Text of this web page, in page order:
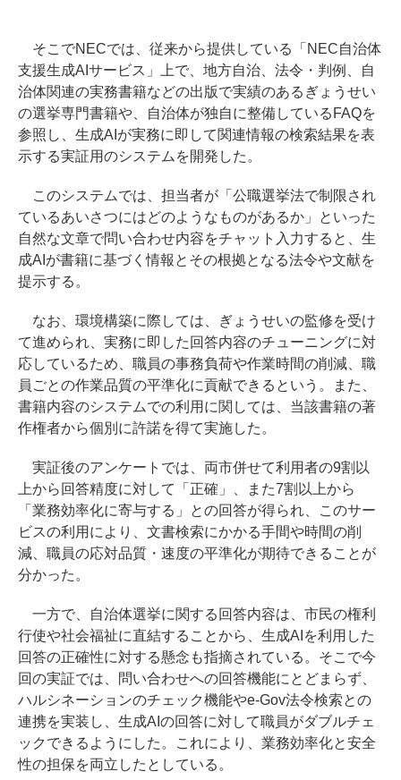
そこでNECでは、従来から提供している「NEC自治体
支援生成AIサービス」上で、地方自治、法令・判例、自
治体関連の実務書籍などの出版で実績のあるぎょうせい
の選挙専門書籍や、自治体が独自に整備しているFAQを
参照し、生成AIが実務に即して関連情報の検索結果を表
示する実証用のシステムを開発した。
このシステムでは、担当者が「公職選挙法で制限され
ているあいさつにはどのようなものがあるか」といった
自然な文章で問い合わせ内容をチャット入力すると、生
成AIが書籍に基づく情報とその根拠となる法令や文献を
提示する。
なお、環境構築に際しては、ぎょうせいの監修を受け
て進められ、実務に即した回答内容のチューニングに対
応しているため、職員の事務負荷や作業時間の削減、職
員ごとの作業品質の平準化に貢献できるという。また、
書籍内容のシステムでの利用に関しては、当該書籍の著
作権者から個別に許諾を得て実施した。
実証後のアンケートでは、両市併せて利用者の9割以
上から回答精度に対して「正確」、また7割以上から
「業務効率化に寄与する」との回答が得られ、このサー
ビスの利用により、文書検索にかかる手間や時間の削
減、職員の応対品質・速度の平準化が期待できることが
分かった。
一方で、自治体選挙に関する回答内容は、市民の権利
行使や社会福祉に直結することから、生成AIを利用した
回答の正確性に対する懸念も指摘されている。そこで今
回の実証では、問い合わせへの回答機能にとどまらず、
ハルシネーションのチェック機能やe-Gov法令検索との
連携を実装し、生成AIの回答に対して職員がダブルチェ
ックできるようにした。これにより、業務効率化と安全
性の担保を両立したとしている。